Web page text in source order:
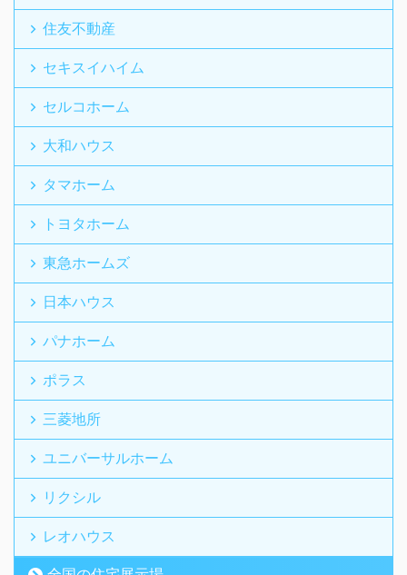
住友不動産
セキスイハイム
セルコホーム
大和ハウス
タマホーム
トヨタホーム
東急ホームズ
日本ハウス
パナホーム
ポラス
三菱地所
ユニバーサルホーム
リクシル
レオハウス